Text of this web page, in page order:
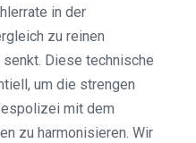
in der
zu reinen
Diese technische
um die strengen
mit dem
zu harmonisieren. Wir